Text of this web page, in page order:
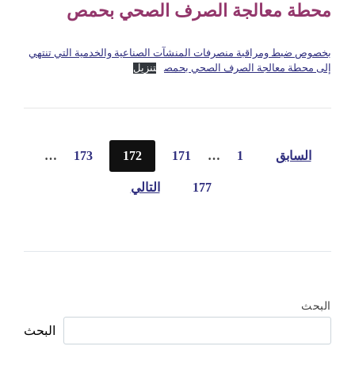
محطة معالجة الصرف الصحي بحمص
بخصوص ضبط ومراقبة منصرفات المنشآت الصناعية والخدمية التي تنتهي
إلى محطة معالجة الصرف الصحي بحمص
تنزيل
تعددالسابق 1
…
171
172
173
…
177 التالي
البحث
البحث